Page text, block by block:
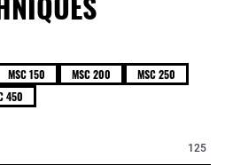
MSC 150 MSC 200
MSC 250
450
125